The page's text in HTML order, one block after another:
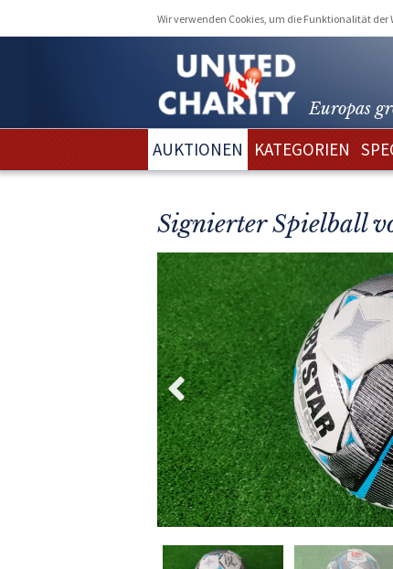
Wir verwenden Cookies, um die Funktionalität der
Europas
AUKTIONEN KATEGORIEN
Signierter Spielball